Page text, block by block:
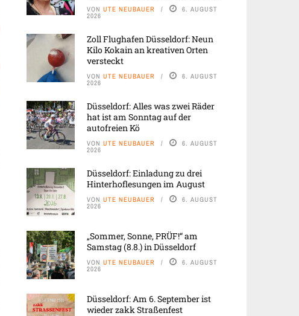
VON UTE NEUBAUER 6. AUGUST
2026
Zoll Flughafen Düsseldorf: Neun
Kilo Kokain an kreativen Orten
versteckt
VON UTE NEUBAUER 6. AUGUST
2026
Düsseldorf: Alles was zwei Räder
hat ist am Sonntag auf der
autofreien Kö
VON UTE NEUBAUER 6. AUGUST
2026
Düsseldorf: Einladung zu drei
Hinterhoflesungen im August
VON UTE NEUBAUER 6. AUGUST
2026
„Sommer, Sonne, PRÜF!“ am
Samstag (8.8.) in Düsseldorf
VON UTE NEUBAUER 6. AUGUST
2026
Düsseldorf: Am 6. September ist
wieder zakk Straßenfest